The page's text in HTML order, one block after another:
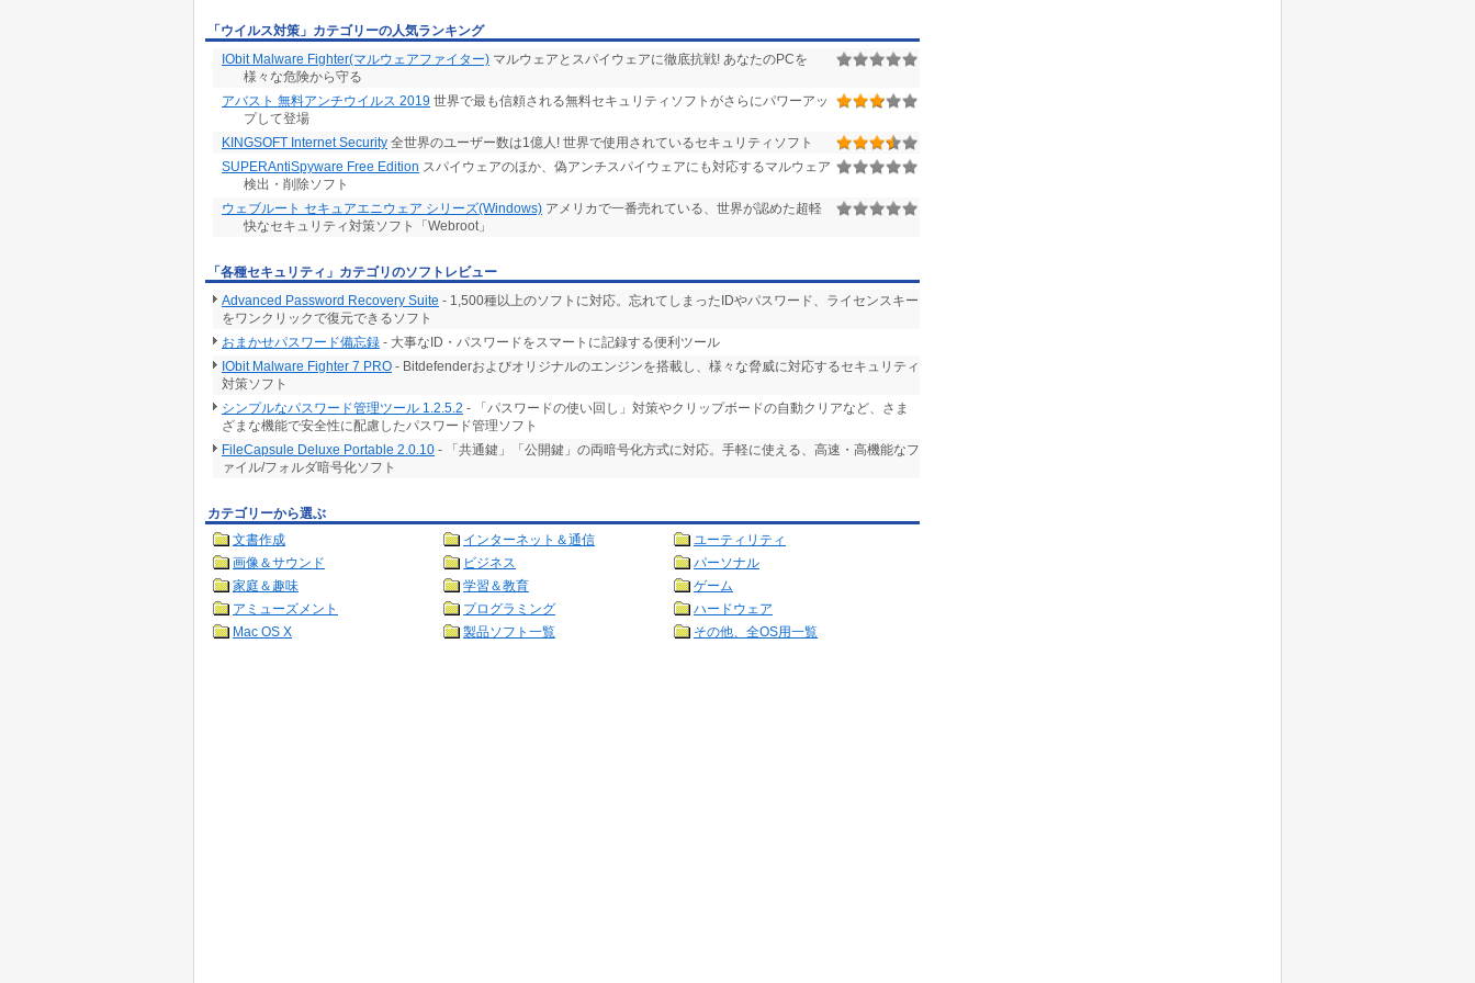
「ウイルス対策」カテゴリーの人気ランキング
IObit Malware Fighter(マルウェアファイター) マルウェアとスパイウェアに徹底抗戦! あなたのPCを
様々な危険から守る
アバスト 無料アンチウイルス 2019 世界で最も信頼される無料セキュリティソフトがさらにパワーアッ
プして登場
KINGSOFT Internet Security 全世界のユーザー数は1億人! 世界で使用されているセキュリティソフト
SUPERAntiSpyware Free Edition スパイウェアのほか、偽アンチスパイウェアにも対応するマルウェア
検出・削除ソフト
ウェブルート セキュアエニウェア シリーズ(Windows) アメリカで一番売れている、世界が認めた超軽
快なセキュリティ対策ソフト「Webroot」
「各種セキュリティ」カテゴリのソフトレビュー
Advanced Password Recovery Suite - 1,500種以上のソフトに対応。忘れてしまったIDやパスワード、ライセンスキー
をワンクリックで復元できるソフト
おまかせパスワード備忘録 - 大事なID・パスワードをスマートに記録する便利ツール
IObit Malware Fighter 7 PRO - Bitdefenderおよびオリジナルのエンジンを搭載し、様々な脅威に対応するセキュリティ
対策ソフト
シンプルなパスワード管理ツール 1.2.5.2 - 「パスワードの使い回し」対策やクリップボードの自動クリアなど、さま
ざまな機能で安全性に配慮したパスワード管理ソフト
FileCapsule Deluxe Portable 2.0.10 - 「共通鍵」「公開鍵」の両暗号化方式に対応。手軽に使える、高速・高機能なフ
ァイル/フォルダ暗号化ソフト
カテゴリーから選ぶ
文書作成
インターネット＆通信
ユーティリティ
画像＆サウンド
ビジネス
パーソナル
家庭＆趣味
学習＆教育
ゲーム
アミューズメント
プログラミング
ハードウェア
Mac OS X
製品ソフト一覧 その他、全OS用一覧